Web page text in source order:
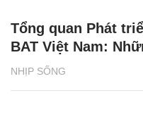
NHỊP SỐNG
Tổng quan Phát
BAT Việt Nam: